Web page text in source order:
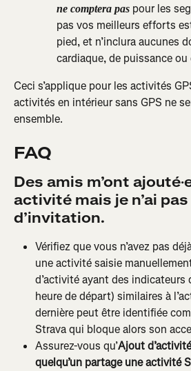
ne comptera pas pour les
pas vos meilleurs efforts
pied, et n’inclura aucunes
cardiaque, de puissance ou
Ceci s’applique pour les activités
activités en intérieur sans GPS ne
ensemble.
FAQ
Des amis m’ont
activité mais je n’ai
d’invitation.
Vérifiez que vous n’avez pas
une activité saisie
d’activité ayant des indicateurs
heure de départ) similaires à
dernière peut être identifiée
Strava qui bloque alors son
Assurez-vous qu’Ajout
quelqu’un partage une activité